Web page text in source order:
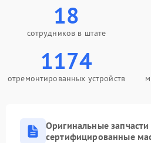
18
сотрудников в штате
1174
отремонтированных устройств
Оригинальные запчасти
сертифицированные